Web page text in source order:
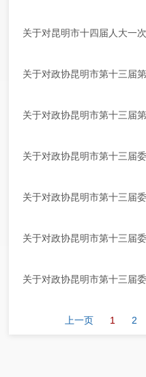
关于对昆明市十四届人大一
关于对政协昆明市第十三届
关于对政协昆明市第十三届
关于对政协昆明市第十三届
关于对政协昆明市第十三届
关于对政协昆明市第十三届
关于对政协昆明市第十三届
上一页 1 2